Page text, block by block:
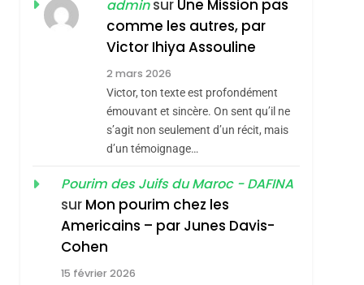
Maroc : Les Amandes
De Tafraout, Le Miel
De Tadla Azilal
Consacrés Produits
Du Terroir
DAFINA MAROC
Oeil Ravageur –
Vanessa De Loya
Stauber
CINEMA ISRAÉL
«Tu Dis Génocide, Je
adminsur Une Mission pas
comme les autres, par
Victor Ihiya Assouline
2 mars 2026
Victor, ton texte est profondément
émouvant et sincère. On sent qu’il ne
s’agit non seulement d’un récit, mais
d’un témoignage…
Pourim des Juifs du Maroc - DAFINA
sur Mon pourim chez les
Americains – par Junes Davis-
Cohen
15 février 2026